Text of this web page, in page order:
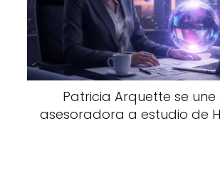
Patricia Arquette se
asesoradora a estudio de